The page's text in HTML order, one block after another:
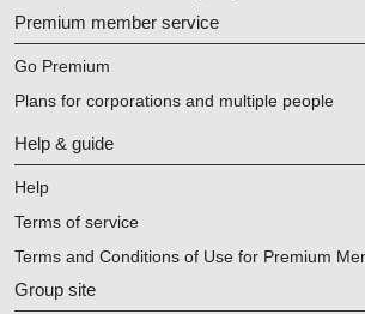
Premium member service
Go Premium
Plans for corporations and multiple people
Help & guide
Help
Terms of service
Terms and Conditions of Use for Premium
Group site